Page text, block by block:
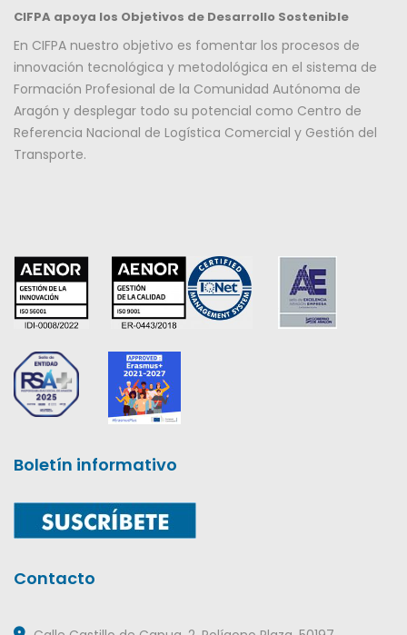
CIFPA apoya los Objetivos de Desarrollo Sostenible
En CIFPA nuestro objetivo es fomentar los procesos de
innovación tecnológica y metodológica en el sistema de
Formación Profesional de la Comunidad Autónoma de
Aragón y desplegar todo su potencial como Centro de
Referencia Nacional de Logística Comercial y Gestión del
Transporte.
Boletín informativo
Contacto